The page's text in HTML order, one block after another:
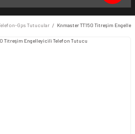
Gps Tutucular Knmaster TT150 Titreşim